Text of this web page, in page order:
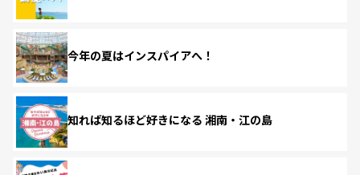
今年の夏はインスパイアへ！
知れば知るほど好きになる 湘南・江の島